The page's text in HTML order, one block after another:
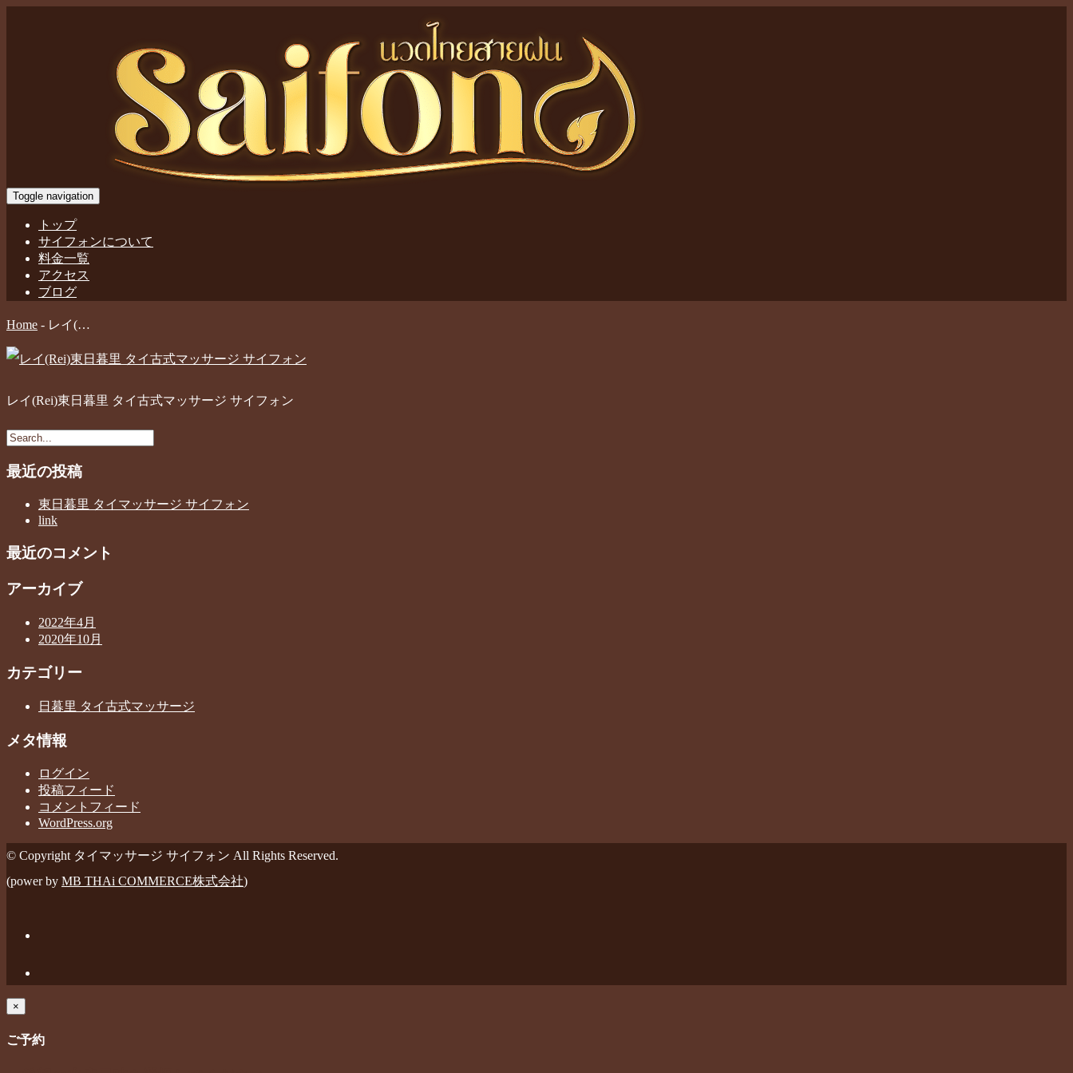
Toggle navigation
トップ
サイフォンについて
料金一覧
アクセス
ブログ
Home - レイ(…
レイ(Rei)東日暮里 タイ古式マッサージ サイフォン
最近の投稿
東日暮里 タイマッサージ サイフォン
link
最近のコメント
アーカイブ
2022年4月
2020年10月
カテゴリー
日暮里 タイ古式マッサージ
メタ情報
ログイン
投稿フィード
コメントフィード
WordPress.org
© Copyright タイマッサージ サイフォン All Rights Reserved.
(power by MB THAi COMMERCE株式会社)
×
ご予約